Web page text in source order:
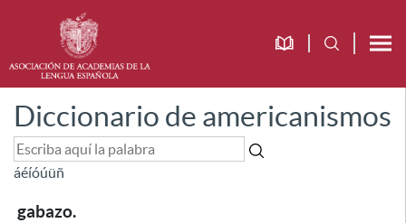
Diccionario de americanismos
áéíóúüñ
gabazo.